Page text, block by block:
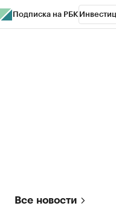
Подписка на РБК
Все новости